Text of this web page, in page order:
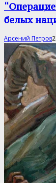
белых
Арсений Петров